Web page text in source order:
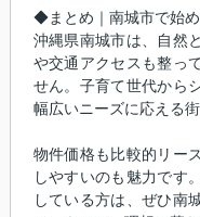
◆まとめ｜南城市で始
沖縄県南城市は、自然
や交通アクセスも整っ
せん。子育て世代から
幅広いニーズに応える
物件価格も比較的リー
しやすいのも魅力です
している方は、ぜひ南